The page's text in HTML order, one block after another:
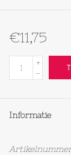
Textiel
€11,75
+
-
Informatie